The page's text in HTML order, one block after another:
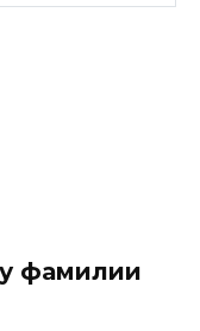
фамилии